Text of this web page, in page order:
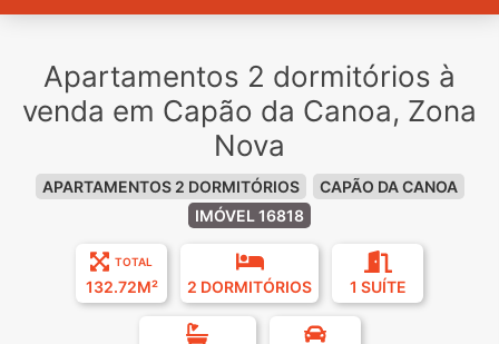
Apartamentos 2 dormitórios à
venda em Capão da Canoa, Zona
Nova
APARTAMENTOS 2 DORMITÓRIOS
CAPÃO DA CANOA
IMÓVEL 16818
TOTAL
132.72M² 2 DORMITÓRIOS 1 SUÍTE